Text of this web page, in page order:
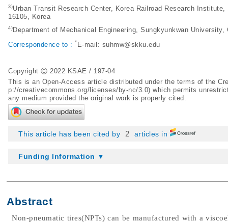
3)Urban Transit Research Center, Korea Railroad Research
16105, Korea
4) Department of Mechanical Engineering, Sungkyunkwan University,
Correspondence to : * E-mail: suhmw@skku.edu
Copyright Ⓒ 2022 KSAE / 197-04
This is an Open-Access article distributed under the terms of the
p://creativecommons.org/licenses/by-nc/3.0) which permits
any medium provided the original work is properly cited.
This article has been cited by 2 articles in
Funding Information ▼
Abstract
Non-pneumatic tires(NPTs) can be manufactured with a